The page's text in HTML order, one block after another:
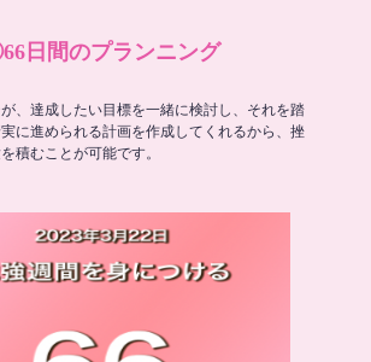
日間のプランニング
、達成したい目標を一緒に検討し、それを踏
に進められる計画を作成してくれるから、挫
積むことが可能です。